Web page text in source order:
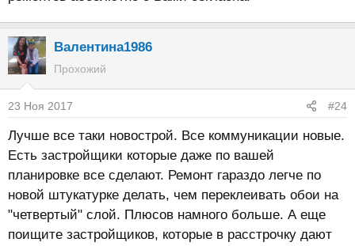
Валентина1986
Прохожий
23 Ноя 2017 #24
Лучше все таки новострой. Все коммуникации новые.
Есть застройщики которые даже по вашей
планировке все сделают. Ремонт гараздо легче по
новой штукатурке делать, чем переклеивать обои на
"четвертый" слой. Плюсов намного больше. А еще
поищите застройщиков, которые в расстрочку дают